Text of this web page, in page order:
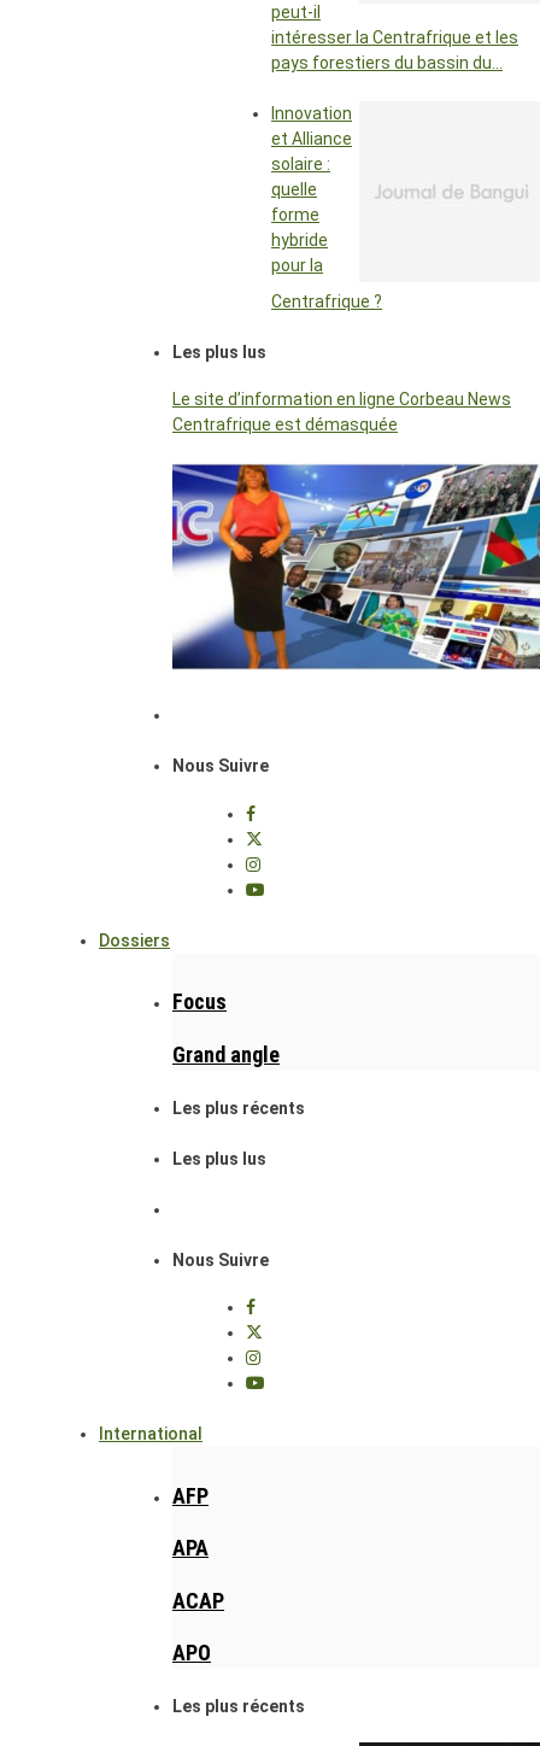
peut-il
intéresser la Centrafrique et les
pays forestiers du bassin du…
Innovation
et Alliance
solaire :
quelle
forme
hybride
pour la
Centrafrique ?
Les plus lus
Le site d’information en ligne Corbeau News
Centrafrique est démasquée
Nous Suivre
Dossiers
Focus
Grand angle
Les plus récents
Les plus lus
Nous Suivre
International
AFP
APA
ACAP
APO
Les plus récents